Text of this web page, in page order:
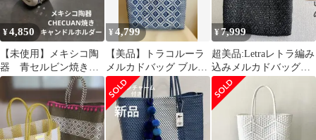
¥4,850
【未使用】メキシコ陶
器 青セルビン焼き
チェクアン焼き キャ
ンドルホルダー
¥4,799
【美品】トラコルーラ
メルカドバッグ ブル
ー オルネドフォイユ
購入
¥ 7,999
⁠超美品:Letraレトラ編み
込みメルカドバッグト
ートバッグブラック黒⁠S
サイズ